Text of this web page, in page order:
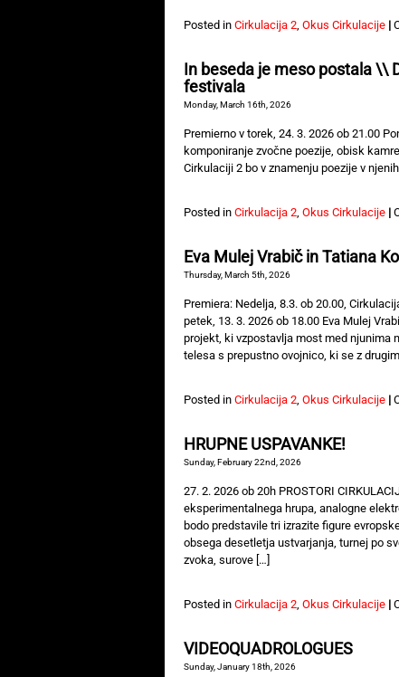
Posted in Cirkulacija 2, Okus Cirkulacije |
In beseda je meso postala \\
festivala
Monday, March 16th, 2026
Premierno v torek, 24. 3. 2026 ob 21.00
komponiranje zvočne poezije, obisk
Cirkulaciji 2 bo v znamenju poezije v
Posted in Cirkulacija 2, Okus Cirkulacije |
Eva Mulej Vrabič in Tatiana
Thursday, March 5th, 2026
Premiera: Nedelja, 8.3. ob 20.00,
petek, 13. 3. 2026 ob 18.00 Eva Mulej
projekt, ki vzpostavlja most med njunima
telesa s prepustno ovojnico, ki se z
Posted in Cirkulacija 2, Okus Cirkulacije |
HRUPNE USPAVANKE!
Sunday, February 22nd, 2026
27. 2. 2026 ob 20h PROSTORI
eksperimentalnega hrupa, analogne
bodo predstavile tri izrazite figure
obsega desetletja ustvarjanja, turnej po
zvoka, surove […]
Posted in Cirkulacija 2, Okus Cirkulacije |
VIDEOQUADROLOGUES
Sunday, January 18th, 2026